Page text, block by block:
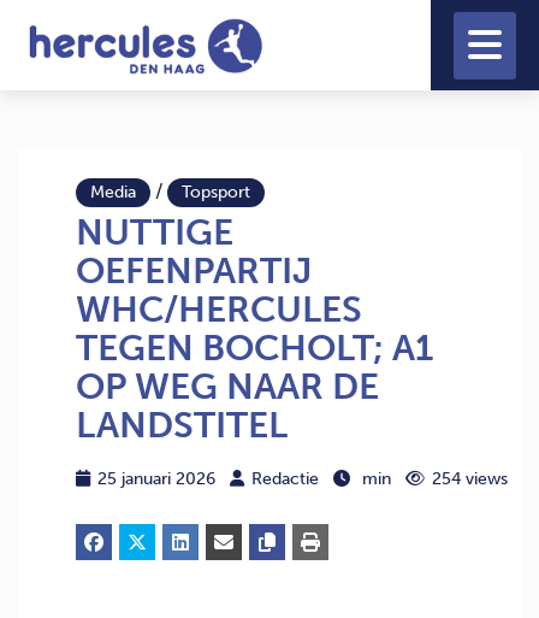
Media / Topsport
NUTTIGE
OEFENPARTIJ
WHC/HERCULES
TEGEN BOCHOLT; A1
OP WEG NAAR DE
LANDSTITEL
25 januari 2026 Redactie min 254 views